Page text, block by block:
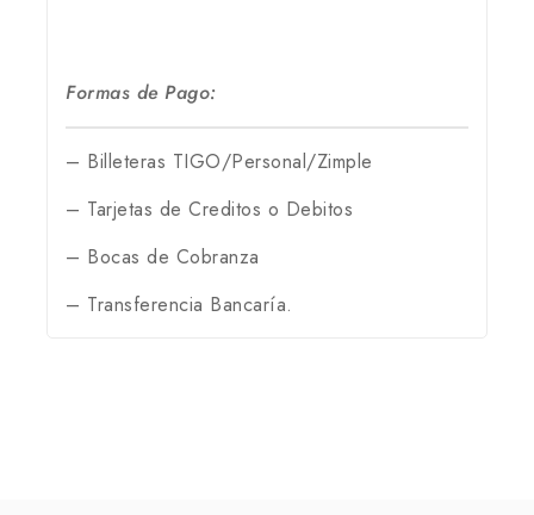
Formas de Pago:
– Billeteras TIGO/Personal/Zimple
– Tarjetas de Creditos o Debitos
– Bocas de Cobranza
– Transferencia Bancaría.